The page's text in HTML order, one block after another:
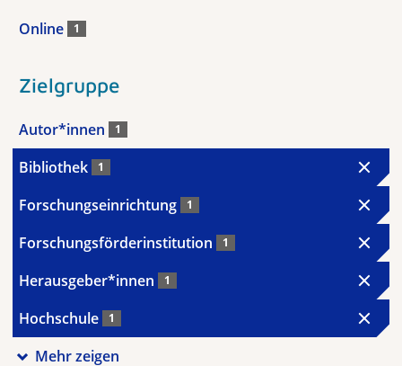
Online 1
Zielgruppe
Autor*innen 1
Bibliothek 1
Forschungseinrichtung 1
Forschungsförderinstitution 1
Herausgeber*innen 1
Hochschule 1
Mehr zeigen